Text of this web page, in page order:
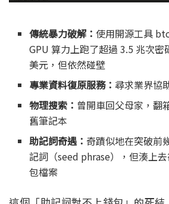
傳統暴力破解：使用開源工具
GPU 算力上跑了超過 3.5 兆次
美元，但依然碰壁
專業資料復原服務：尋求業界協
物理搜索： 曾開車回父母家，翻
舊筆記本
助記詞奇遇：奇蹟似地在突破前
記詞（seed phrase），但湊上
包檔案